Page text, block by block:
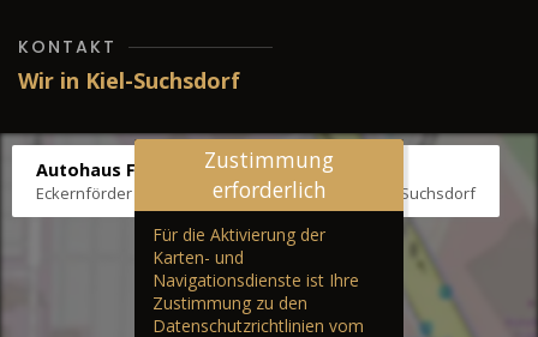
KONTAKT
Wir in Kiel-Suchsdorf
Autohaus Fräter
Eckernförder Str. /Klausbrooker Weg 1, 24107 Kiel-Suchsdorf
Zustimmung
erforderlich
Für die Aktivierung der
Karten- und
Navigationsdienste ist Ihre
Zustimmung zu den
Datenschutzrichtlinien vom